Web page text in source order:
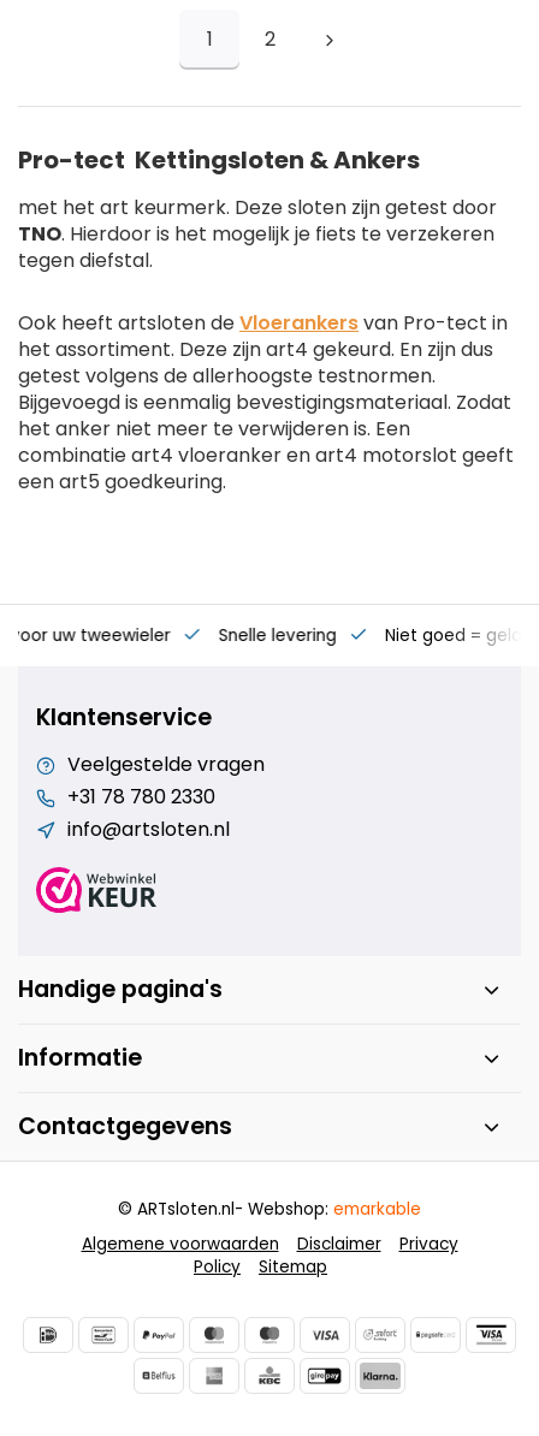
1 2
Pro-tect Kettingsloten & Ankers
met het art keurmerk. Deze sloten zijn getest door
TNO. Hierdoor is het mogelijk je fiets te verzekeren
tegen diefstal.
Ook heeft artsloten deVloerankersvan Pro-tect in
het assortiment. Deze zijn art4 gekeurd. En zijn dus
getest volgens de allerhoogste testnormen.
Bijgevoegd is eenmalig bevestigingsmateriaal. Zodat
het anker niet meer te verwijderen is. Een
combinatie art4 vloeranker en art4 motorslot geeft
een art5 goedkeuring.
voor uw tweewieler Snelle levering Niet goed = geld
Klantenservice
Veelgestelde vragen
+31 78 780 2330
info@artsloten.nl
Handige pagina's
Informatie
Contactgegevens
Algemene voorwaarden Disclaimer
Privacy
Policy
Sitemap
© ARTsloten.nl- Webshop: emarkable